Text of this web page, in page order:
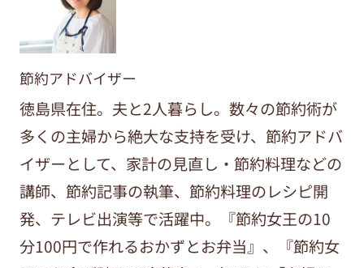
節約アドバイザー
徳島県在住。夫と2人暮らし。数々の節約術が
多くの主婦から絶大な支持を受け、節約アドバ
イザーとして、家計の見直し・節約料理などの
講師、節約記事の執筆、節約料理のレシピ開
発、テレビ出演等で活躍中。『節約女王の10
分100円で作れるおかずとお弁当』、『節約女